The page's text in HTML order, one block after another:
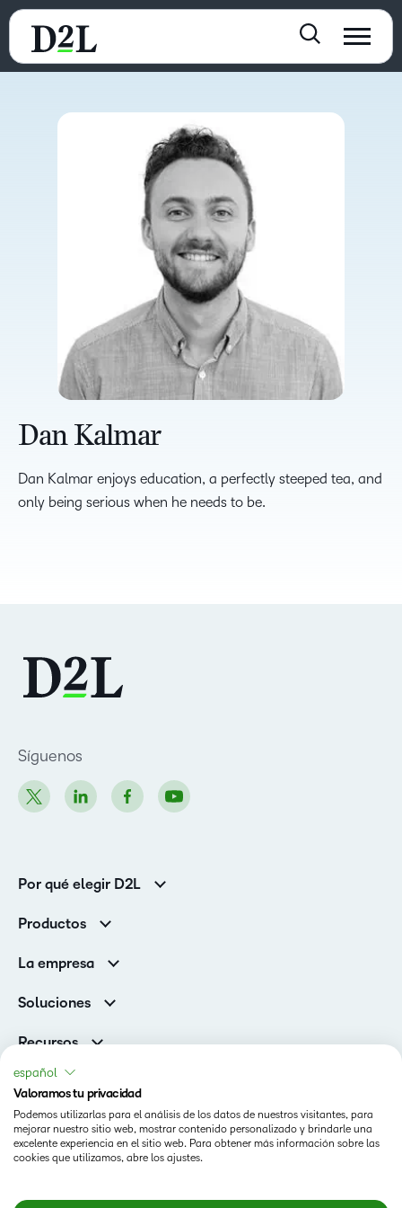
Dan Kalmar
Dan Kalmar enjoys education, a perfectly steeped tea, and
only being serious when he needs to be.
Síguenos
Por qué elegir D2L
Clientes corporativos
Productos
Servicios y asistencia
Asistencia
La empresa
Contactos y ubicaciones
Sala de Prensa
Soluciones
Educación superior
D2L para empresas
Organizaciones de capacitación
Servicios Para El Cuidado De La Salud
Recursos
Blog
eBooks y guías
Webinars
Eventos
Comunidad
Estado
Condiciones de Uso
español
Valoramos tu privacidad
Podemos utilizarlas para el análisis de los datos de nuestros visitantes, para
mejorar nuestro sitio web, mostrar contenido personalizado y brindarle una
excelente experiencia en el sitio web. Para obtener más información sobre las
cookies que utilizamos, abre los ajustes.